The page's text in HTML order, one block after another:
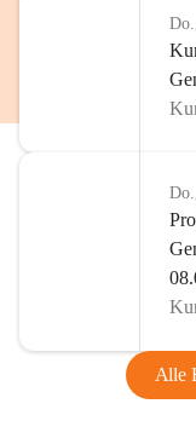
Alle